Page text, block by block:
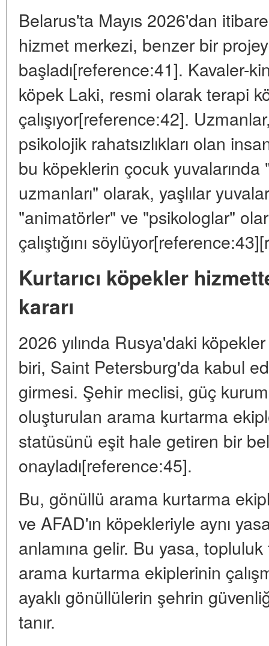
Belarus'ta Mayıs 2026'dan
hizmet merkezi, benzer bir
başladı[reference:41]. Kavaler-
köpek Laki, resmi olarak terapi
çalışıyor[reference:42].
psikolojik rahatsızlıkları olan
bu köpeklerin çocuk
uzmanları" olarak, yaşlılar
"animatörler" ve "psikologlar"
çalıştığını
Kurtarıcı köpekler
kararı
2026 yılında Rusya'daki
biri, Saint Petersburg'da kabul
girmesi. Şehir meclisi, güç
oluşturulan arama kurtarma
statüsünü eşit hale getiren bir
onayladı[reference:45].
Bu, gönüllü arama kurtarma
ve AFAD'ın köpekleriyle aynı
anlamına gelir. Bu yasa,
arama kurtarma ekiplerinin
ayaklı gönüllülerin şehrin
tanır.